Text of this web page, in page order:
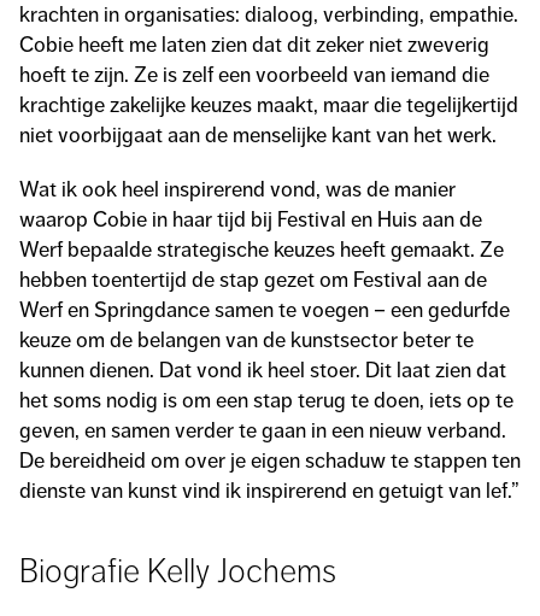
krachten in organisaties: dialoog, verbinding, empathie.
Cobie heeft me laten zien dat dit zeker niet zweverig
hoeft te zijn. Ze is zelf een voorbeeld van iemand die
krachtige zakelijke keuzes maakt, maar die tegelijkertijd
niet voorbijgaat aan de menselijke kant van het werk.
Wat ik ook heel inspirerend vond, was de manier
waarop Cobie in haar tijd bij Festival en Huis aan de
Werf bepaalde strategische keuzes heeft gemaakt. Ze
hebben toentertijd de stap gezet om Festival aan de
Werf en Springdance samen te voegen – een gedurfde
keuze om de belangen van de kunstsector beter te
kunnen dienen. Dat vond ik heel stoer. Dit laat zien dat
het soms nodig is om een stap terug te doen, iets op te
geven, en samen verder te gaan in een nieuw verband.
De bereidheid om over je eigen schaduw te stappen ten
dienste van kunst vind ik inspirerend en getuigt van lef.”
Biografie Kelly Jochems